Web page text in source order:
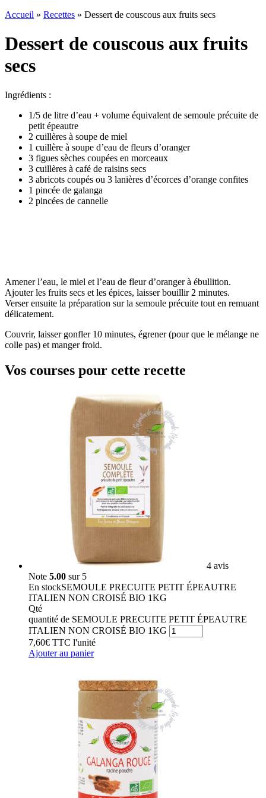
Accueil » Recettes » Dessert de couscous aux fruits secs
Dessert de couscous aux fruits
secs
Ingrédients :
1/5 de litre d’eau + volume équivalent de semoule précuite de
petit épeautre
2 cuillères à soupe de miel
1 cuillère à soupe d’eau de fleurs d’oranger
3 figues sèches coupées en morceaux
3 cuillères à café de raisins secs
3 abricots coupés ou 3 lanières d’écorces d’orange confites
1 pincée de galanga
2 pincées de cannelle
Amener l’eau, le miel et l’eau de fleur d’oranger à ébullition.
Ajouter les fruits secs et les épices, laisser bouillir 2 minutes.
Verser ensuite la préparation sur la semoule précuite tout en remuant
délicatement.
Couvrir, laisser gonfler 10 minutes, égrener (pour que le mélange ne
colle pas) et manger froid.
Vos courses pour cette recette
4 avis
Note 5.00 sur 5
En stockSEMOULE PRECUITE PETIT ÉPEAUTRE
ITALIEN NON CROISÉ BIO 1KG
Qté
quantité de SEMOULE PRECUITE PETIT ÉPEAUTRE
ITALIEN NON CROISÉ BIO 1KG
7,60€ TTC l'unité
Ajouter au panier